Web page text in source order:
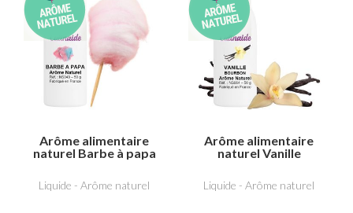
Arôme alimentaire
naturel Barbe à papa
Liquide - Arôme naturel
Arôme alimentaire
naturel Vanille
Liquide - Arôme naturel